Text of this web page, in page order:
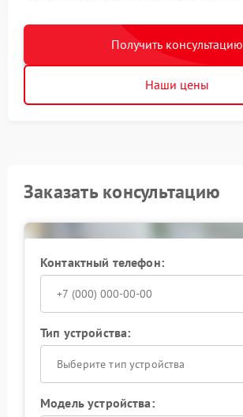
Получить консультацию
Наши цены
Заказать консультацию
Контактный телефон:
Тип устройства:
Выберите тип устройства
Модель устройства: